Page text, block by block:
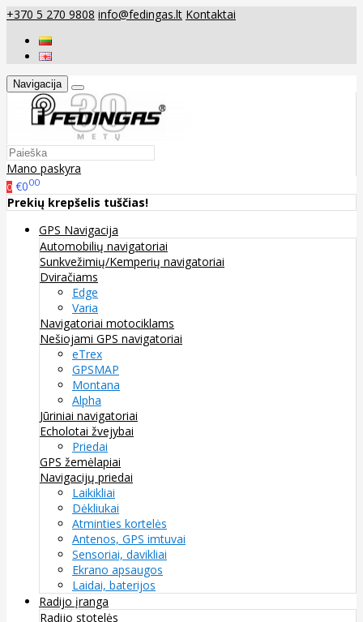
+370 5 270 9808 info@fedingas.lt Kontaktai
Navigacija
Mano paskyra
0 €000
Prekių krepšelis tuščias!
GPS Navigacija
Automobilių navigatoriai
Sunkvežimių/Kemperių navigatoriai
Dviračiams
Edge
Varia
Navigatoriai motociklams
Nešiojami GPS navigatoriai
eTrex
GPSMAP
Montana
Alpha
Jūriniai navigatoriai
Echolotai žvejybai
Priedai
GPS žemėlapiai
Navigacijų priedai
Laikikliai
Dėkliukai
Atminties kortelės
Antenos, GPS imtuvai
Sensoriai, davikliai
Ekrano apsaugos
Laidai, baterijos
Radijo įranga
Radijo stotelės